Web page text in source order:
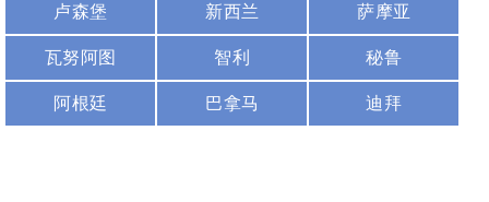
卢森堡 新西兰 萨摩亚
瓦努阿图 智利 秘鲁
阿根廷 巴拿马 迪拜